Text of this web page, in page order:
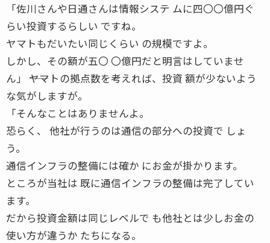
「佐川さんや日通さんは情報システ ムに四〇〇億円ぐ
らい投資するらしい ですね。
ヤマトもだいたい同じくらい の規模ですよ。
しかし、その額が五〇 〇億円だと明言はしていませ
ん」 ――ヤマトの拠点数を考えれば、投資 額が少ないよう
な気がしますが。
「そんなことはありませんよ。
恐らく、 他社が行うのは通信の部分への投資で しょ
う。
通信インフラの整備には確か にお金が掛かります。
ところが当社は 既に通信インフラの整備は完了してい
ます。
だから投資金額は同じレベルで も他社とは少しお金の
使い方が違うか たちになる。